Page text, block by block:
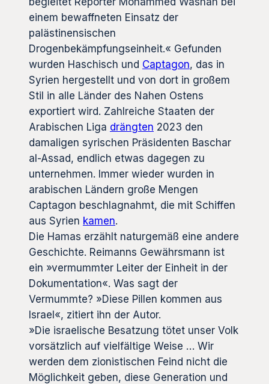
einem bewaffneten Einsatz der
palästinensischen
Drogenbekämpfungseinheit.« Gefunden
wurden Haschisch und Captagon, das in
Syrien hergestellt und von dort in großem
Stil in alle Länder des Nahen Ostens
exportiert wird. Zahlreiche Staaten der
Arabischen Liga drängten 2023 den
damaligen syrischen Präsidenten Baschar
al-Assad, endlich etwas dagegen zu
unternehmen. Immer wieder wurden in
arabischen Ländern große Mengen
Captagon beschlagnahmt, die mit Schiffen
aus Syrien kamen.
Die Hamas erzählt naturgemäß eine andere
Geschichte. Reimanns Gewährsmann ist
ein »vermummter Leiter der Einheit in der
Dokumentation«. Was sagt der
Vermummte? »Diese Pillen kommen aus
Israel«, zitiert ihn der Autor.
»Die israelische Besatzung tötet unser Volk
vorsätzlich auf vielfältige Weise … Wir
werden dem zionistischen Feind nicht die
Möglichkeit geben, diese Generation und